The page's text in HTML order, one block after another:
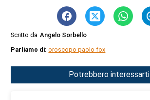
Scritto da Angelo Sorbello
Parliamo di:oroscopo paolo fox
Potrebbero interessarti